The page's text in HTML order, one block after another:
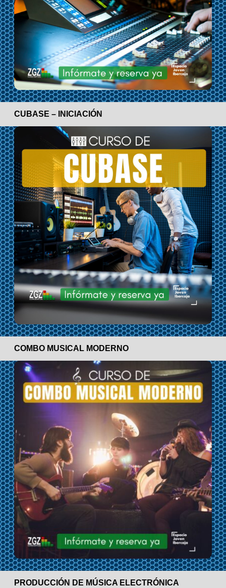
CUBASE – INICIACIÓN
COMBO MUSICAL MODERNO
PRODUCCIÓN DE MÚSICA ELECTRÓNICA